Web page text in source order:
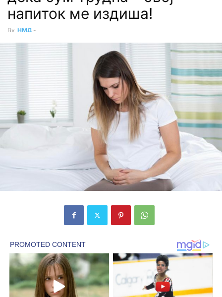
напиток ме издиша!
By НМД -